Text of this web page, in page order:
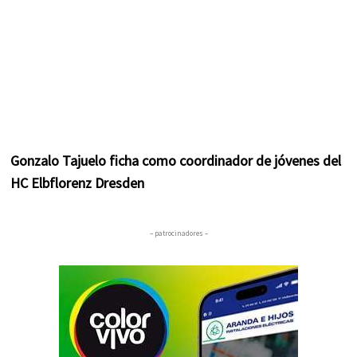
Gonzalo Tajuelo ficha como coordinador de jóvenes del
HC Elbflorenz Dresden
– patrocinadores –